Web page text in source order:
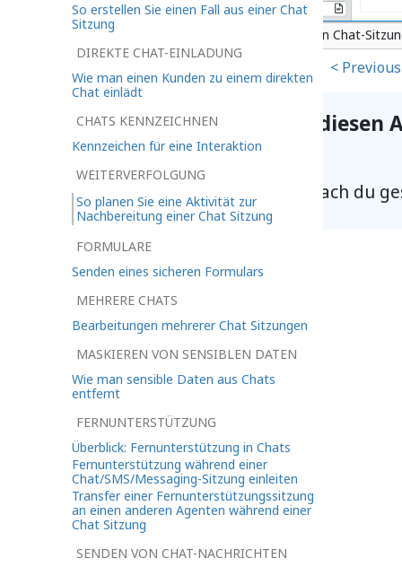
Folgeaktivitäten können aus aktiven Chat-
< Previous
Sie können helfen, diesen
Hast du gefunden, wonach du
So erstellen Sie einen Fall aus einer Chat
Sitzung
DIREKTE CHAT-EINLADUNG
Wie man einen Kunden zu einem direkten
Chat einlädt
CHATS KENNZEICHNEN
Kennzeichen für eine Interaktion
WEITERVERFOLGUNG
So planen Sie eine Aktivität zur
Nachbereitung einer Chat Sitzung
FORMULARE
Senden eines sicheren Formulars
MEHRERE CHATS
Bearbeitungen mehrerer Chat Sitzungen
MASKIEREN VON SENSIBLEN DATEN
Wie man sensible Daten aus Chats
entfernt
FERNUNTERSTÜTZUNG
Überblick: Fernunterstützung in Chats
Fernunterstützung während einer
Chat/SMS/Messaging-Sitzung einleiten
Transfer einer Fernunterstützungssitzung
an einen anderen Agenten während einer
Chat Sitzung
SENDEN VON CHAT-NACHRICHTEN